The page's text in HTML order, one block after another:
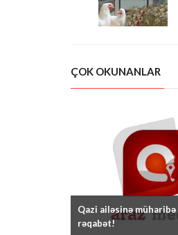
ÇOK OKUNANLAR
Qazi ailəsinə müharibə
rəqabət!